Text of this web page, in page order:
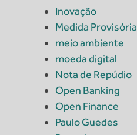
Inovação
Medida Provisória
meio ambiente
moeda digital
Nota de Repúdio
Open Banking
Open Finance
Paulo Guedes